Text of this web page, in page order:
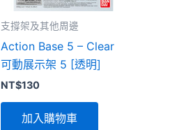
支撐架及其他周邊
Action Base 5 – Clear
可動展示架 5 [透明]
NT$130
加入購物車